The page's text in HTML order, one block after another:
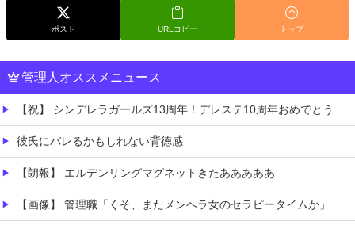
ポスト URLコピー トップ
管理人オススメニュース
【祝】 シンデレラガールズ13周年！デレステ10周年おめでとう！ガチャ更新SSR八神マキノ・イベントSRイヴ、SR望月聖！
彼氏にバレるかもしれない背徳感
【朗報】 エルデンリングマグネットきたあああああ
【画像】 管理職「くそ、またメンヘラ女のセラピータイムか」